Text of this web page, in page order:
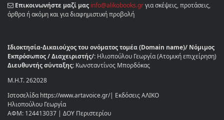
Επικοινωνήστε μαζί μας info@alikobooks.grγια σκέψεις, προτάσεις,
άρθρα ή ακόμη και για διαφημιστική προβολή
Ιδιοκτησία-Δικαιούχος του ονόματος τομέα (Domain name)/ Νόμιμος
Εκπρόσωπος / Διαχειριστής/: Ηλιοπούλου Γεωργία (Ατομική επιχείρηση)
Διευθυντής σύνταξης: Κωνσταντίνος Μπορδόκας
Μ.Η.Τ. 262028
Ιστοσελίδα https://www.artavoice.gr/| Εκδόσεις ΑΛΙΚΟ
Ηλιοπούλου Γεωργία
ΑΦΜ: 124413037 | ΔΟΥ Περιστερίου